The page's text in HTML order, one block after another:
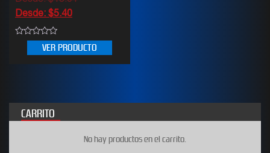
Desde: $5.40
VER PRODUCTO
CARRITO
No hay productos en el carrito.